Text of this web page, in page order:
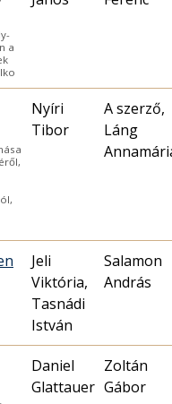
a
Nyíri
Tibor
A szerző,
Láng
Jeli
Viktória,
Tasnádi
István
Salamon
András
Daniel
Glattauer
Zoltán
Gábor